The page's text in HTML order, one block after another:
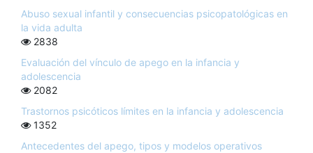
Abuso sexual infantil y consecuencias psicopatológicas en
la vida adulta
2838
Evaluación del vínculo de apego en la infancia y
adolescencia
2082
Trastornos psicóticos límites en la infancia y adolescencia
1352
Antecedentes del apego, tipos y modelos operativos